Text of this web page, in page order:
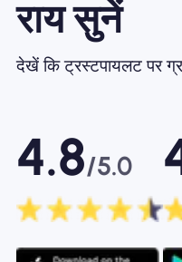
राय सुनें
देखें कि ट्रस्टपायलट पर
4.8/5.0